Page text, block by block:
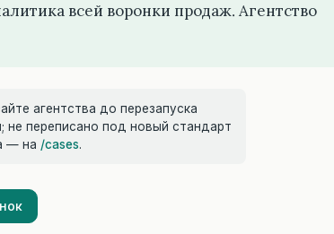
всей воронки продаж. Агентство
агентства до перезапуска
не переписано под новый стандарт
— на /cases.